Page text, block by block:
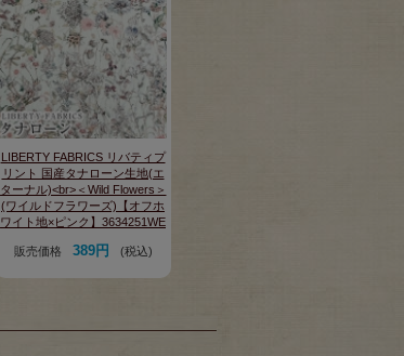
LIBERTY FABRICS リバティプ
リント 国産タナローン生地(エ
ターナル)<br>＜Wild Flowers＞
(ワイルドフラワーズ)【オフホ
ワイト地×ピンク】3634251WE
販売価格 389円 (税込)